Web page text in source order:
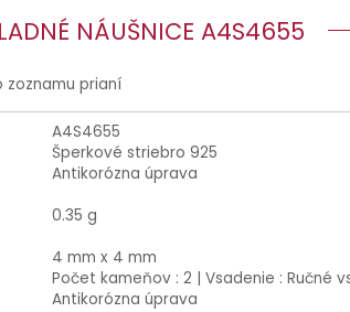
NÁUŠNICE A4S4655
zoznamu prianí
A4S4655
Šperkové striebro 925
Antikorózna úprava
0.35 g
4 mm x 4 mm
Počet kameňov : 2 | Vsadenie : Ručné
Antikorózna úprava